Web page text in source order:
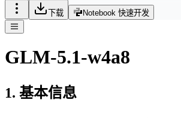
下载 Notebook 快速开发
GLM-5.1-w4a8
1. 基本信息